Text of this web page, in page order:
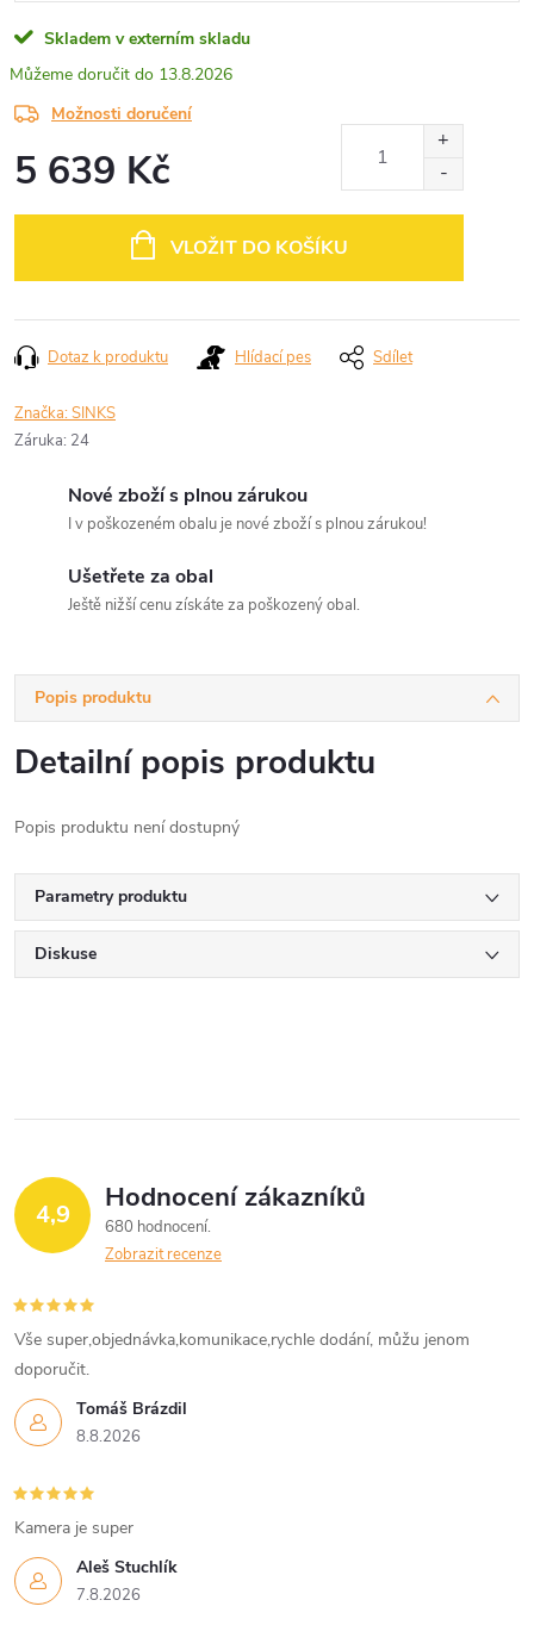
Skladem v externím skladu
13.8.2026
Možnosti doručení
5 639 Kč
VLOŽIT DO KOŠÍKU
Dotaz k produktu Hlídací pes Sdílet
Značka:SINKS
Záruka: 24
Nové zboží s plnou zárukou
I v poškozeném obalu je nové zboží s plnou zárukou!
Ušetřete za obal
Ještě nižší cenu získáte za poškozený obal.
Popis produktu
Detailní popis produktu
Popis produktu není dostupný
Parametry produktu
Diskuse
4,9 Hodnocení zákazníků
680 hodnocení
Zobrazit recenze
Tomáš Brázdil
8.8.2026
Vše super,objednávka,komunikace,rychle dodání, můžu jenom
doporučit.
Aleš Stuchlík
7.8.2026
Kamera je super